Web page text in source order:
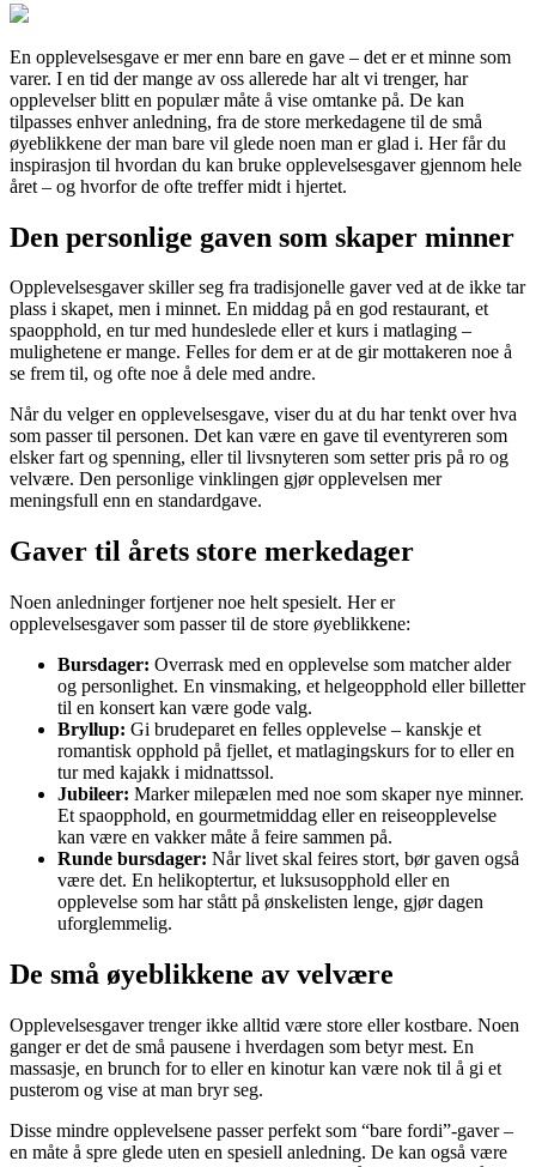
En opplevelsesgave er mer enn bare en gave – det er et minne som
varer. I en tid der mange av oss allerede har alt vi trenger, har
opplevelser blitt en populær måte å vise omtanke på. De kan
tilpasses enhver anledning, fra de store merkedagene til de små
øyeblikkene der man bare vil glede noen man er glad i. Her får du
inspirasjon til hvordan du kan bruke opplevelsesgaver gjennom hele
året – og hvorfor de ofte treffer midt i hjertet.
Den personlige gaven som skaper minner
Opplevelsesgaver skiller seg fra tradisjonelle gaver ved at de ikke tar
plass i skapet, men i minnet. En middag på en god restaurant, et
spaopphold, en tur med hundeslede eller et kurs i matlaging –
mulighetene er mange. Felles for dem er at de gir mottakeren noe å
se frem til, og ofte noe å dele med andre.
Når du velger en opplevelsesgave, viser du at du har tenkt over hva
som passer til personen. Det kan være en gave til eventyreren som
elsker fart og spenning, eller til livsnyteren som setter pris på ro og
velvære. Den personlige vinklingen gjør opplevelsen mer
meningsfull enn en standardgave.
Gaver til årets store merkedager
Noen anledninger fortjener noe helt spesielt. Her er
opplevelsesgaver som passer til de store øyeblikkene:
Bursdager: Overrask med en opplevelse som matcher alder
og personlighet. En vinsmaking, et helgeopphold eller billetter
til en konsert kan være gode valg.
Bryllup: Gi brudeparet en felles opplevelse – kanskje et
romantisk opphold på fjellet, et matlagingskurs for to eller en
tur med kajakk i midnattssol.
Jubileer: Marker milepælen med noe som skaper nye minner.
Et spaopphold, en gourmetmiddag eller en reiseopplevelse
kan være en vakker måte å feire sammen på.
Runde bursdager: Når livet skal feires stort, bør gaven også
være det. En helikoptertur, et luksusopphold eller en
opplevelse som har stått på ønskelisten lenge, gjør dagen
uforglemmelig.
De små øyeblikkene av velvære
Opplevelsesgaver trenger ikke alltid være store eller kostbare. Noen
ganger er det de små pausene i hverdagen som betyr mest. En
massasje, en brunch for to eller en kinotur kan være nok til å gi et
pusterom og vise at man bryr seg.
Disse mindre opplevelsene passer perfekt som “bare fordi”-gaver –
en måte å spre glede uten en spesiell anledning. De kan også være